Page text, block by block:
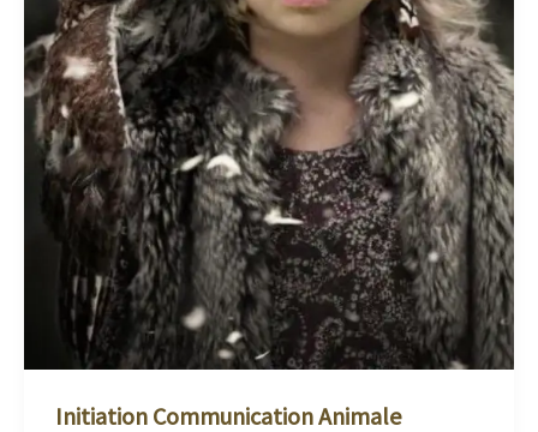
Initiation Communication Animale